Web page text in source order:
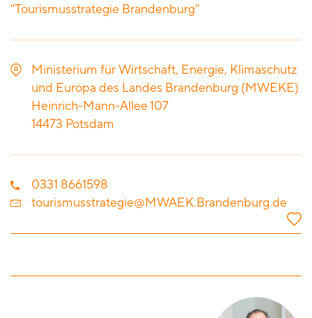
"Tourismusstrategie Brandenburg"
Ministerium für Wirtschaft, Energie, Klimaschutz
und Europa des Landes Brandenburg (MWEKE)
Heinrich-Mann-Allee 107
14473 Potsdam
0331 8661598
tourismusstrategie@MWAEK.Brandenburg.de